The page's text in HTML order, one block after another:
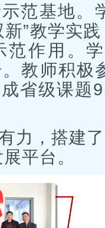
范基地。
”教学实
范作用。
教师积极
省级课题
力，搭建了
平台。